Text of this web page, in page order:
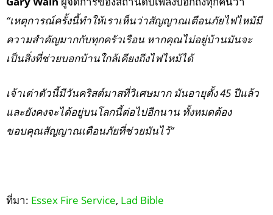
“เหตุการณ์ครั้งนี้ทำให้เราเห็นว่าสัญญาณเตือนภัยไฟไหม้มี
ความสำคัญมากกับทุกครัวเรือน หากคุณไม่อยู่บ้านมันจะ
เป็นสิ่งที่ช่วยบอกบ้านใกล้เคียงถึงไฟไหม้ได้
เจ้าเต่าตัวนี้มีวันคริสต์มาสที่วิเศษมาก มันอายุตั้ง 45 ปีแล้ว
และยังคงจะได้อยู่บนโลกนี้ต่อไปอีกนาน ทั้งหมดต้อง
ขอบคุณสัญญาณเตือนภัยที่ช่วยมันไว้”
ที่มา: Essex Fire Service, Lad Bible